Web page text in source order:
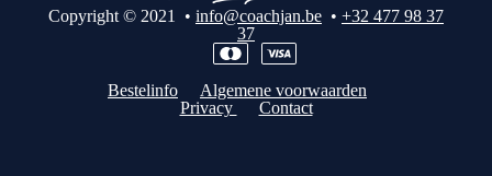
Copyright © 2021 • info@coachjan.be • +32 477 98 37
37
Bestelinfo
Algemene voorwaarden
Privacy
Contact